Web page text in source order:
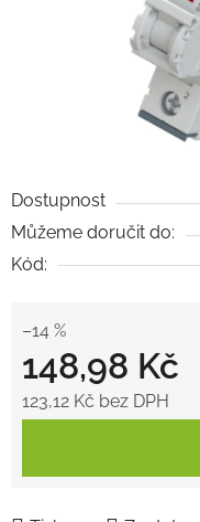
Dostupnost
Můžeme doručit do:
Kód:
–14 %
148,98 Kč
123,12 Kč bez DPH